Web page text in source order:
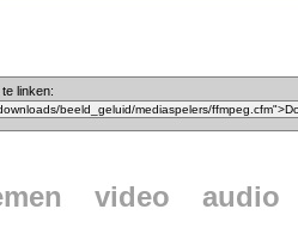
linken:
video
audio